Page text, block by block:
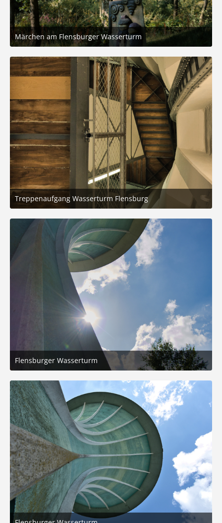
Märchen am Flensburger Wasserturm
31. August 2025 um 20:20
7
Treppenaufgang Wasserturm Flensburg
31. August 2025 um 20:20
11
Flensburger Wasserturm
31. August 2025 um 20:20
2